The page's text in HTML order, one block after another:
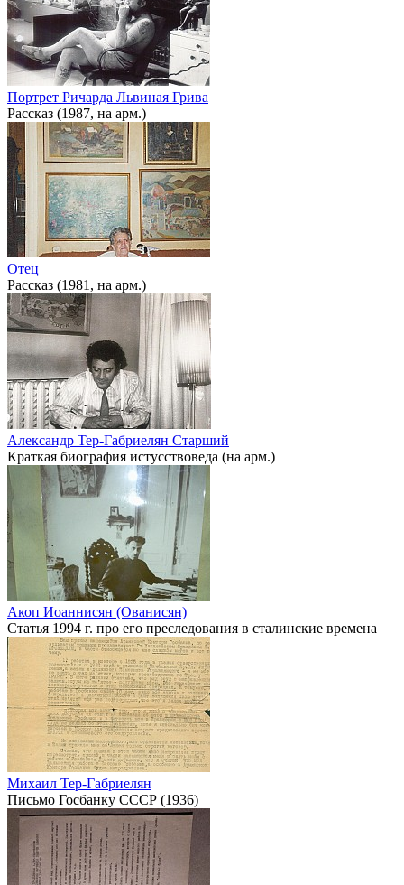
Портрет Ричарда Львиная Грива
Рассказ (1987, на арм.)
Отец
Рассказ (1981, на арм.)
Александр Тер-Габриелян Старший
Краткая биография истусствоведа (на арм.)
Акоп Иоаннисян (Ованисян)
Статья 1994 г. про его преследования в сталинские времена
Михаил Тер-Габриелян
Письмо Госбанку СССР (1936)